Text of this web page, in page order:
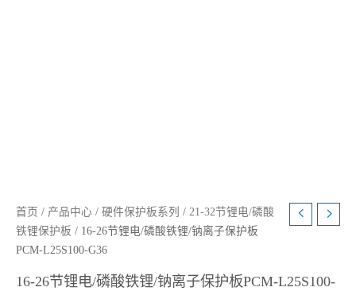
首页 / 产品中心 / 硬件保护板系列 / 21-32节锂电/磷酸
铁锂保护板 / 16-26节锂电/磷酸铁锂/钠离子保护板
PCM-L25S100-G36
16-26节锂电/磷酸铁锂/钠离子保护板PCM-L25S100-